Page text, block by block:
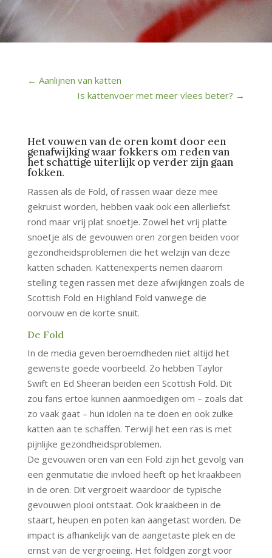
← Aanlijnen van katten
Is kattenvoer met meer vlees beter? →
Het vouwen van de oren komt door een
genafwijking waar fokkers om reden van
het schattige uiterlijk op verder zijn gaan
fokken.
Rassen als de Fold, of rassen waar deze mee
gekruist worden, hebben vaak ook een allerliefst
rond maar vrij plat snoetje. Zowel het vrij platte
snoetje als de gevouwen oren zorgen beiden voor
gezondheidsproblemen die het welzijn van deze
katten schaden. Kattenexperts nemen daarom
stelling tegen rassen met deze afwijkingen zoals de
Scottish Fold en Highland Fold vanwege de
oorvouw en de korte snuit.
De Fold
In de media geven beroemdheden niet altijd het
gewenste goede voorbeeld. Zo hebben Taylor
Swift en Ed Sheeran beiden een Scottish Fold. Dit
zou fans ertoe kunnen aanmoedigen om – zoals dat
zo vaak gaat – hun idolen na te doen en ook zulke
katten aan te schaffen. Terwijl het een ras is met
pijnlijke gezondheidsproblemen.
De gevouwen oren van een Fold zijn het gevolg van
een genmutatie die invloed heeft op het kraakbeen
in de oren. Dit vergroeit waardoor de typische
gevouwen plooi ontstaat. Ook kraakbeen in de
staart, heupen en poten kan aangetast worden. De
impact is afhankelijk van de aangetaste plek en de
ernst van de vergroeiing. Het foldgen zorgt voor